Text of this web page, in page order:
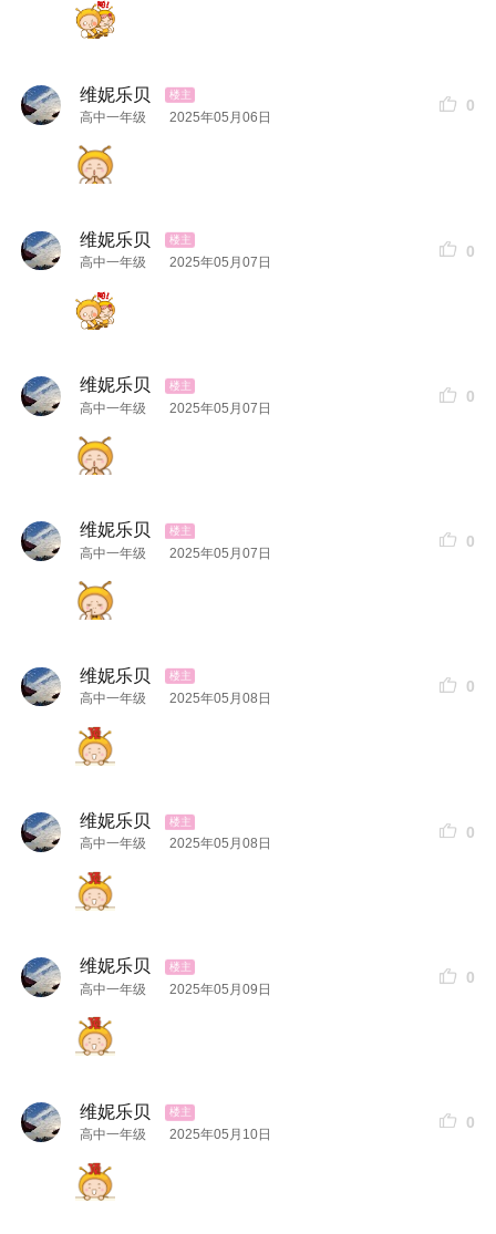
维妮乐贝
高中一年级 2025年05月06日
0
维妮乐贝
高中一年级 2025年05月07日
0
维妮乐贝
高中一年级 2025年05月07日
0
维妮乐贝
高中一年级 2025年05月07日
0
维妮乐贝
高中一年级 2025年05月08日
0
维妮乐贝
高中一年级 2025年05月08日
0
维妮乐贝
高中一年级 2025年05月09日
0
维妮乐贝
高中一年级 2025年05月10日
0